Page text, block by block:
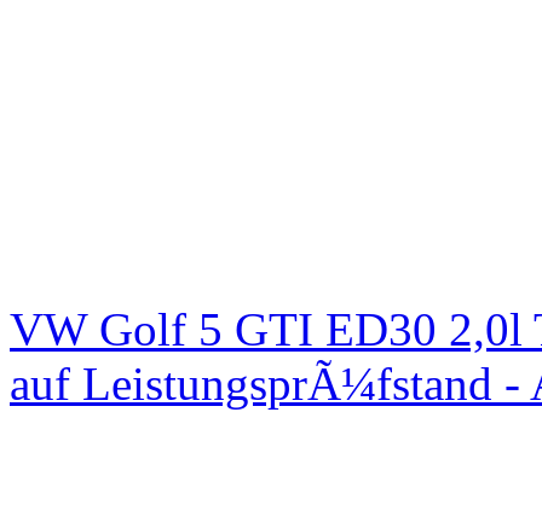
VW Golf 5 GTI ED30 2,0l
auf LeistungsprÃ¼fstand